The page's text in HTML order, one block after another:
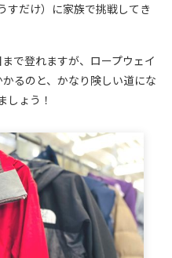
だけ）に家族で挑戦してき
で登れますが、ロープウェイ
るのと、かなり険しい道にな
しょう！